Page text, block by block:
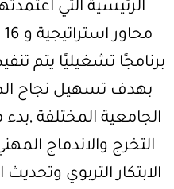
بهدف تسهيل نجاح
الجامعية المختلفة ,بدء
التخرج والاندماج
الابتكار التربوي